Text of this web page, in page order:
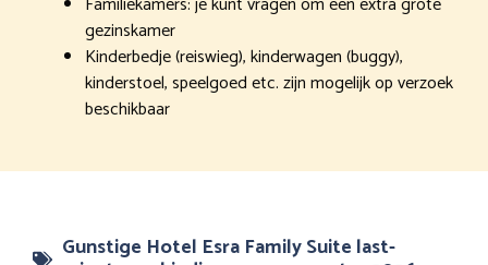
gezinskamer
Kinderbedje (reiswieg), kinderwagen (buggy),
kinderstoel, speelgoed etc. zijn mogelijk op verzoek
beschikbaar
Gunstige Hotel Esra Family Suite last-